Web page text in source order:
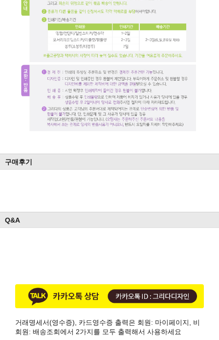
구매후기
Q&A
거래명세서(영수증), 카드영수증 출력은 회원: 마이페이지, 비
회원: 배송조회에서 2가지를 모두 출력해서 사용하세요